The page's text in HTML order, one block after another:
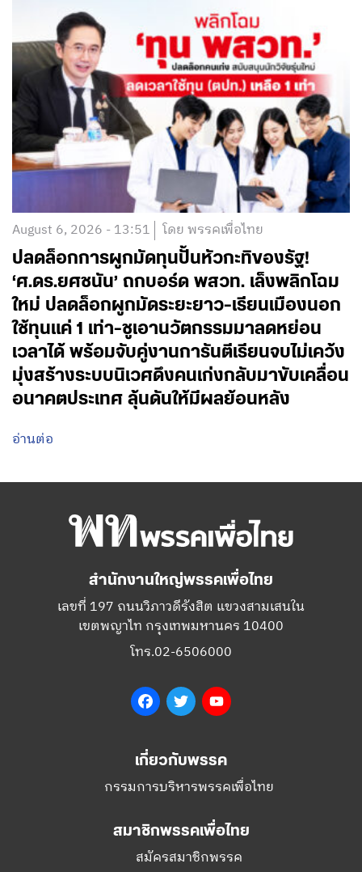
August 6, 2026 - 13:51 โดย พรรคเพื่อไทย
ปลดล็อกการผูกมัดทุนปั้นหัวกะทิของรัฐ!
‘ศ.ดร.ยศชนัน’ ถกบอร์ด พสวท. เล็งพลิกโฉม
ใหม่ ปลดล็อกผูกมัดระยะยาว-เรียนเมืองนอก
ใช้ทุนแค่ 1 เท่า-ชูเอานวัตกรรมมาลดหย่อน
เวลาได้ พร้อมจับคู่งานการันตีเรียนจบไม่เคว้ง
มุ่งสร้างระบบนิเวศดึงคนเก่งกลับมาขับเคลื่อน
อนาคตประเทศ ลุ้นดันให้มีผลย้อนหลัง
อ่านต่อ
สำนักงานใหญ่พรรคเพื่อไทย
เลขที่ 197 ถนนวิภาวดีรังสิต แขวงสามเสนใน
เขตพญาไท กรุงเทพมหานคร 10400
โทร.02-6506000
FacebookTwitter
เกี่ยวกับพรรค
กรรมการบริหารพรรคเพื่อไทย
สมาชิกพรรคเพื่อไทย
สมัครสมาชิกพรรค